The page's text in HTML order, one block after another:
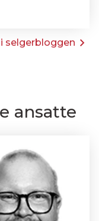
selgerbloggen
ansatte